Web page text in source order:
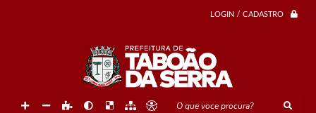
LOGIN / CADASTRO
O que voce procura?